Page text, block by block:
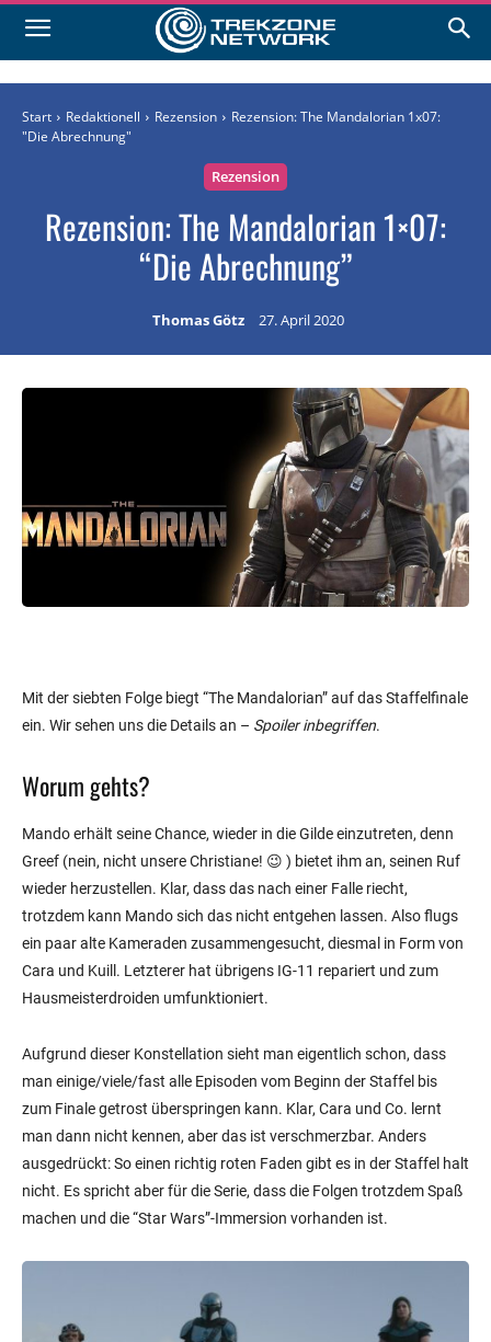
Start Redaktionell Rezension
Rezension: The Mandalorian 1x07:
"Die Abrechnung"
Rezension
Rezension: The Mandalorian 1×07:
“Die Abrechnung”
Thomas Götz 27. April 2020
Mit der siebten Folge biegt “The Mandalorian” auf das Staffelfinale
ein. Wir sehen uns die Details an – Spoiler inbegriffen.
Worum gehts?
Mando erhält seine Chance, wieder in die Gilde einzutreten, denn
Greef (nein, nicht unsere Christiane! 😉 ) bietet ihm an, seinen Ruf
wieder herzustellen. Klar, dass das nach einer Falle riecht,
trotzdem kann Mando sich das nicht entgehen lassen. Also flugs
ein paar alte Kameraden zusammengesucht, diesmal in Form von
Cara und Kuill. Letzterer hat übrigens IG-11 repariert und zum
Hausmeisterdroiden umfunktioniert.
Aufgrund dieser Konstellation sieht man eigentlich schon, dass
man einige/viele/fast alle Episoden vom Beginn der Staffel bis
zum Finale getrost überspringen kann. Klar, Cara und Co. lernt
man dann nicht kennen, aber das ist verschmerzbar. Anders
ausgedrückt: So einen richtig roten Faden gibt es in der Staffel halt
nicht. Es spricht aber für die Serie, dass die Folgen trotzdem Spaß
machen und die “Star Wars”-Immersion vorhanden ist.